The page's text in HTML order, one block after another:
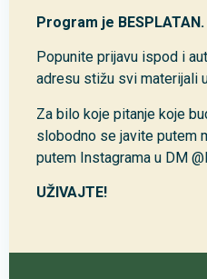
Program je BESPLATAN.
Popunite prijavu ispod i
adresu stižu svi materijali
Za bilo koje pitanje koje
slobodno se javite putem
putem Instagrama u DM
UŽIVAJTE!